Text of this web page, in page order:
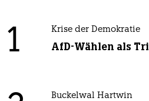
1 Krise der Demokratie
AfD-Wählen als
Buckelwal Hartwin